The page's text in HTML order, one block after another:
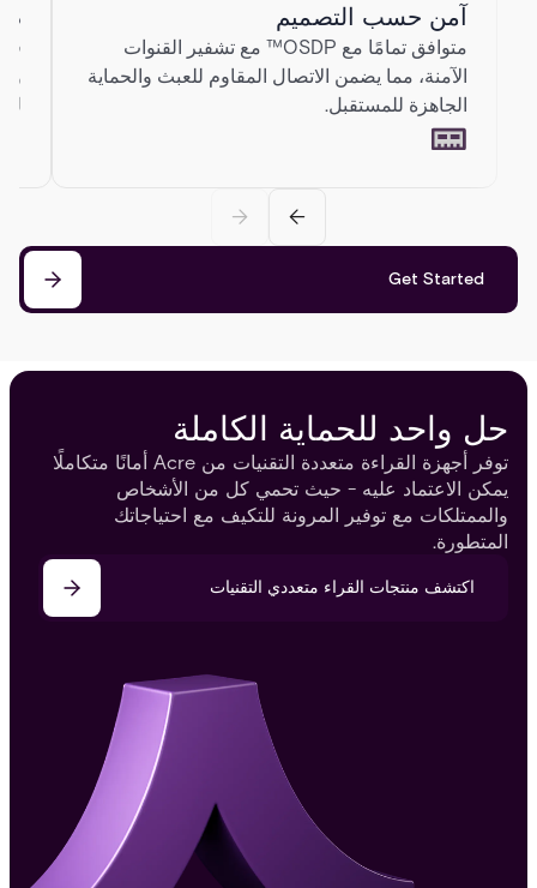
آمن حسب التصميم
متوافق تمامًا مع OSDP™ مع تشفير القنوات
الآمنة، مما يضمن الاتصال المقاوم للعبث والحماية
الجاهزة للمستقبل.
Get Started
حل واحد للحماية الكاملة
توفر أجهزة القراءة متعددة التقنيات من Acre أمانًا متكاملًا
يمكن الاعتماد عليه - حيث تحمي كل من الأشخاص
والممتلكات مع توفير المرونة للتكيف مع احتياجاتك
المتطورة.
اكتشف منتجات القراء متعددي التقنيات